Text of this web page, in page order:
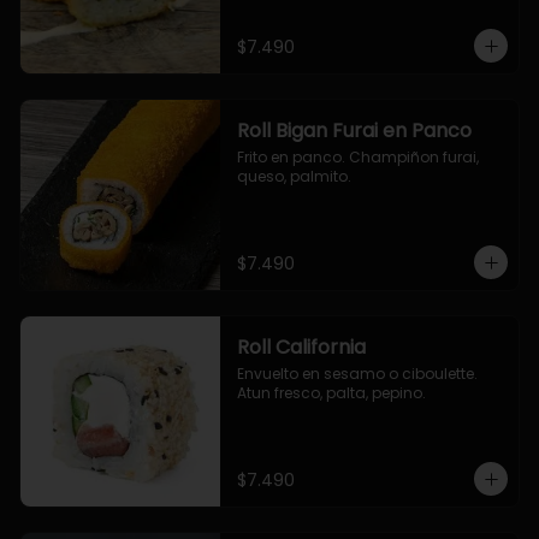
$7.490
Roll Bigan Furai en Panco
Frito en panco. Champiñon furai,
queso, palmito.
$7.490
Roll California
Envuelto en sesamo o ciboulette.
Atun fresco, palta, pepino.
$7.490